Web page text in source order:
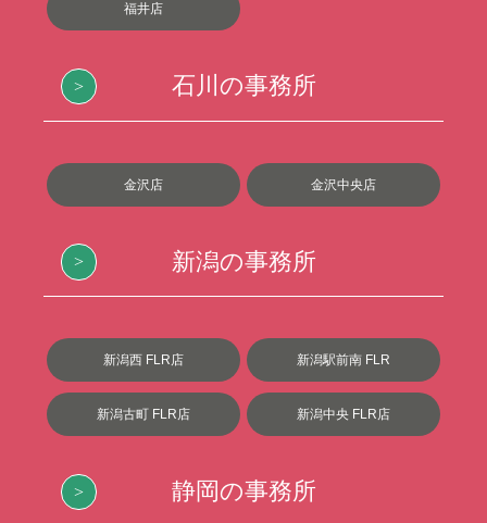
福井店
石川の事務所
金沢店 金沢中央店
新潟の事務所
新潟西 FLR店 新潟駅前南 FLR
新潟古町 FLR店 新潟中央 FLR店
静岡の事務所